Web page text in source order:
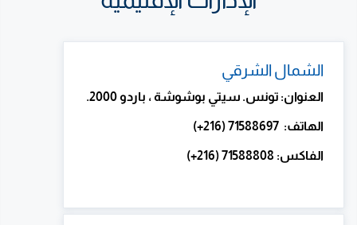
الشمال الشرقي
العنوان: تونس. سيتي بوشوشة ، باردو 2000.
الهاتف: 71588697 (216+)
الفاكس: 71588808 (216+)